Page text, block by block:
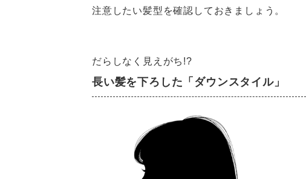
注意したい髪型を確認しておきましょう。
だらしなく見えがち!?
長い髪を下ろした「ダウンスタイル」